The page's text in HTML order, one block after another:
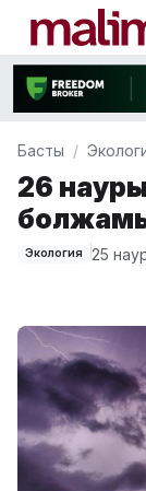
Басты
26
Экология 25